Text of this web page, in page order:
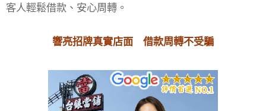
客人輕鬆借款、安心周轉。
響亮招牌真實店面 借款周轉不受騙